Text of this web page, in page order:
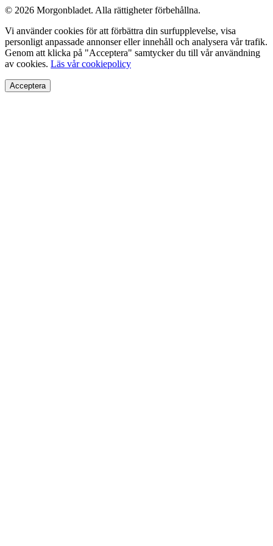
© 2026 Morgonbladet. Alla rättigheter förbehållna.
Vi använder cookies för att förbättra din surfupplevelse, visa
personligt anpassade annonser eller innehåll och analysera vår trafik.
Genom att klicka på "Acceptera" samtycker du till vår användning
av cookies. Läs vår cookiepolicy
Acceptera